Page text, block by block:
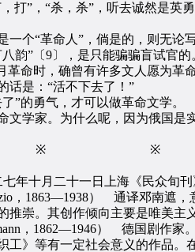
打”，“杀，杀”，听去诚然是
“革命人”，倘是的，则无论
韵”〔9〕，是只能骗骗盲试官的
命时，确曾有许多文人愿为革
话是：“活不下去了！”
的勇气，才可以做革命文学。
学家。为什么呢，因为俄国是
※
十月二十一日上海《民众旬刊
1863—1938） 通译邓南遮，
推崇。其创作倾向主要是唯美主
，1862—1946） 德国剧作家。
》等有一定社会意义的作品。